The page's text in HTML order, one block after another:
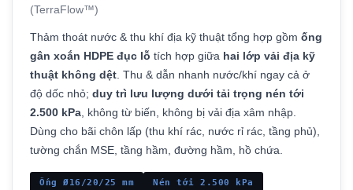
(TerraFlow™)
Thảm thoát nước & thu khí địa kỹ thuật tổng hợp gồm ống
gân xoắn HDPE đục lỗ tích hợp giữa hai lớp vải địa kỹ
thuật không dệt . Thu & dẫn nhanh nước/khí ngay cả ở
độ dốc nhỏ; duy trì lưu lượng dưới tải trọng nén tới
2.500 kPa , không từ biến, không bị vải địa xâm nhập.
Dùng cho bãi chôn lấp (thu khí rác, nước rỉ rác, tầng phủ),
tường chắn MSE, tầng hầm, đường hầm, hồ chứa.
Ống Ø16/20/25 mm Nén tới 2.500 kPa